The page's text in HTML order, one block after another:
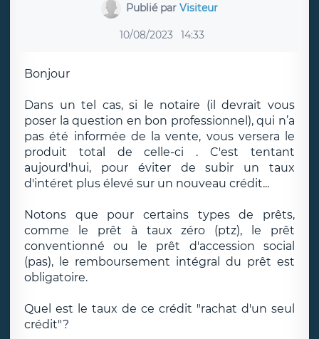
Publié parVisiteur
10/08/2023 14:33
Bonjour
Dans un tel cas, si le notaire (il devrait vous
poser la question en bon professionnel), qui n’a
pas été informée de la vente, vous versera le
produit total de celle-ci . C'est tentant
aujourd'hui, pour éviter de subir un taux
d'intéret plus élevé sur un nouveau crédit...
Notons que pour certains types de prêts,
comme le prêt à taux zéro (ptz), le prêt
conventionné ou le prêt d'accession social
(pas), le remboursement intégral du prêt est
obligatoire.
Quel est le taux de ce crédit "rachat d'un seul
crédit"?